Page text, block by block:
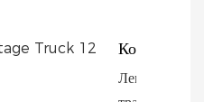
Компакт
Легкая